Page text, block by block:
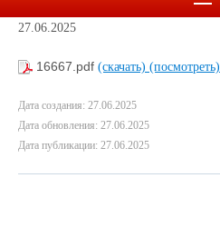
27.06.2025
16667.pdf (скачать) (посмотреть)
Дата создания: 27.06.2025
Дата обновления: 27.06.2025
Дата публикации: 27.06.2025